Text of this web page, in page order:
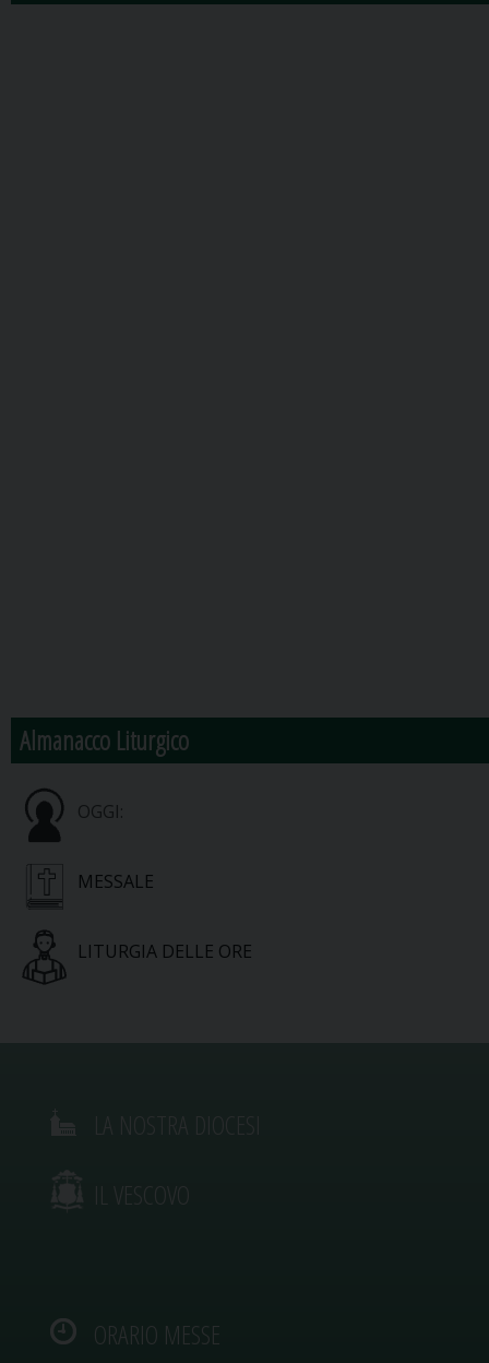
Almanacco Liturgico
OGGI:
MESSALE
LITURGIA DELLE ORE
IL VESCOVO
ORARIO MESSE